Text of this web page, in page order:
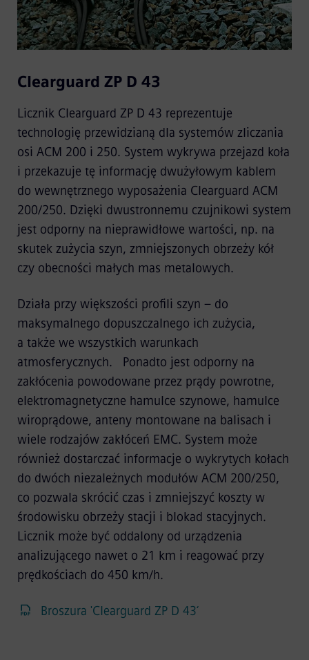
Clearguard ZP D 43
Licznik Clearguard ZP D 43 reprezentuje
technologię przewidzianą dla systemów zliczania
osi ACM 200 i 250. System wykrywa przejazd koła
i przekazuje tę informację dwużyłowym kablem
do wewnętrznego wyposażenia Clearguard ACM
200/250. Dzięki dwustronnemu czujnikowi system
jest odporny na nieprawidłowe wartości, np. na
skutek zużycia szyn, zmniejszonych obrzeży kół
czy obecności małych mas metalowych.
Działa przy większości profili szyn – do
maksymalnego dopuszczalnego ich zużycia,
a także we wszystkich warunkach
atmosferycznych. Ponadto jest odporny na
zakłócenia powodowane przez prądy powrotne,
elektromagnetyczne hamulce szynowe, hamulce
wiroprądowe, anteny montowane na balisach i
wiele rodzajów zakłóceń EMC. System może
również dostarczać informacje o wykrytych kołach
do dwóch niezależnych modułów ACM 200/250,
co pozwala skrócić czas i zmniejszyć koszty w
środowisku obrzeży stacji i blokad stacyjnych.
Licznik może być oddalony od urządzenia
analizującego nawet o 21 km i reagować przy
prędkościach do 450 km/h.
Broszura 'Clearguard ZP D 43‘